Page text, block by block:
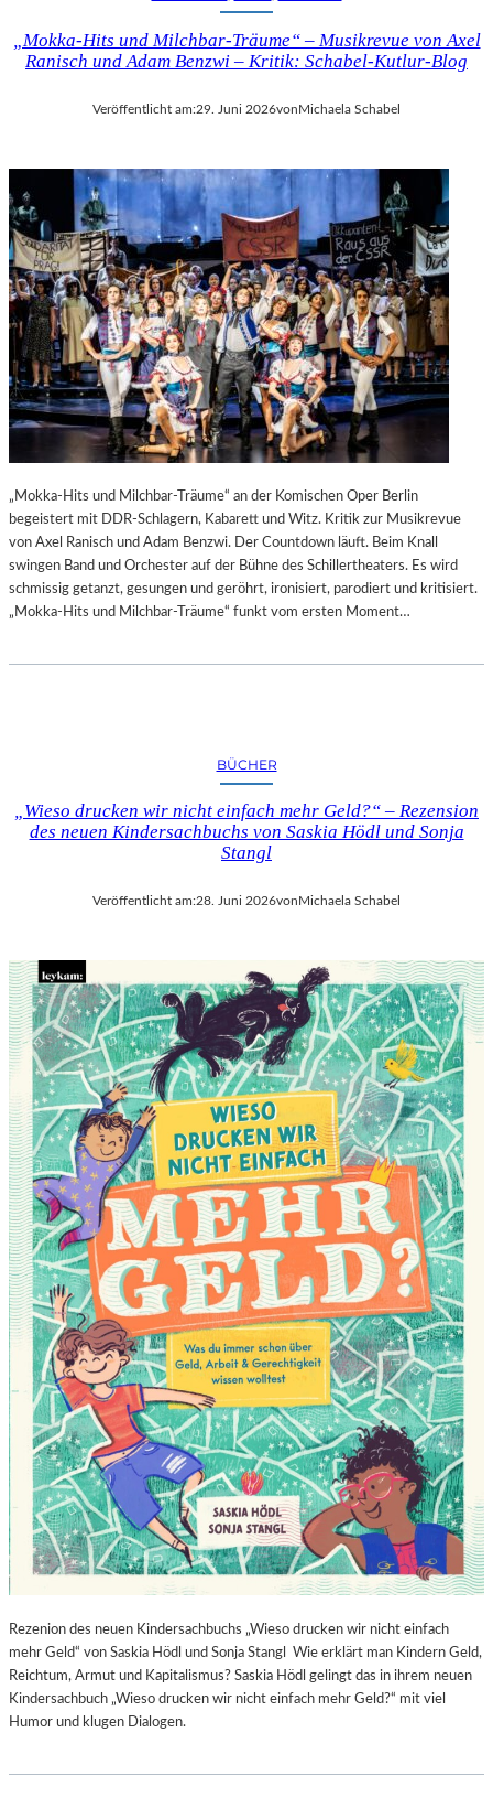
„Mokka-Hits und Milchbar-Träume“ – Musikrevue von Axel
Ranisch und Adam Benzwi – Kritik: Schabel-Kutlur-Blog
Veröffentlicht am:29. Juni 2026vonMichaela Schabel
„Mokka-Hits und Milchbar-Träume“ an der Komischen Oper Berlin
begeistert mit DDR-Schlagern, Kabarett und Witz. Kritik zur Musikrevue
von Axel Ranisch und Adam Benzwi. Der Countdown läuft. Beim Knall
swingen Band und Orchester auf der Bühne des Schillertheaters. Es wird
schmissig getanzt, gesungen und geröhrt, ironisiert, parodiert und kritisiert.
„Mokka-Hits und Milchbar-Träume“ funkt vom ersten Moment…
BÜCHER
„Wieso drucken wir nicht einfach mehr Geld?“ – Rezension
des neuen Kindersachbuchs von Saskia Hödl und Sonja
Stangl
Veröffentlicht am:28. Juni 2026von Michaela Schabel
Rezenion des neuen Kindersachbuchs „Wieso drucken wir nicht einfach
mehr Geld“ von Saskia Hödl und Sonja Stangl Wie erklärt man Kindern Geld,
Reichtum, Armut und Kapitalismus? Saskia Hödl gelingt das in ihrem neuen
Kindersachbuch „Wieso drucken wir nicht einfach mehr Geld?“ mit viel
Humor und klugen Dialogen.